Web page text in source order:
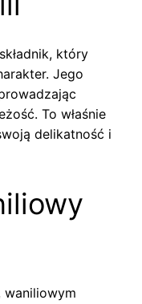
który
Jego
To właśnie
delikatność i
waniliowym